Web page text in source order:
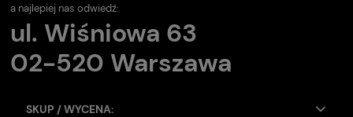
a najlepiej nas odwiedź:
ul. Wiśniowa 63
02-520 Warszawa
SKUP / WYCENA: